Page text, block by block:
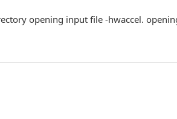
opening input file -hwaccel.